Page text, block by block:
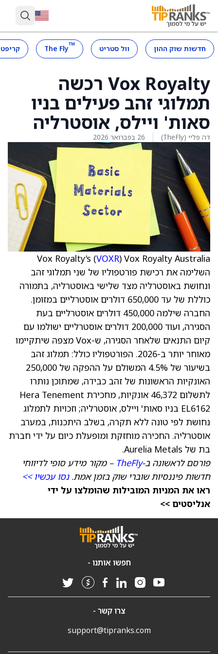
חדשות שוק ההון וול סטריט ™
The Fly
Vox Royalty רכשה
תמלוגי זהב פעילים בניו
סאות' ויילס, אוסטרליה
דה פליי (TheFly) 26 בפברואר 2026
Vox Royalty’s (VOXR) Vox Royalty Australia
השלימה את רכישת פורטפוליו של שני תמלוגי זהב
ונחושת באוסטרליה מצד שלישי באוסטרליה, בתמורה
כוללת של עד 650,000 דולרים אוסטרליים במזומן.
החברה שילמה 450,000 דולרים אוסטרליים בעת
הסגירה, ועוד 200,000 דולרים אוסטרליים ישולמו עם
קיום התנאים שלאחר הסגירה, ש-Vox מצפה שיתקיימו
מאוחר יותר ב-2026. הפורטפוליו כולל: תמלוג זהב
בשיעור של 4.5% המשולם על ההפקה של 250,000
האונקיות הראשונות של זהב כבידה, שמתוכן נותרו
לתשלום 46,372 אונקיות, מחכירת Hera Tenement
EL6162 בניו סאות' ויילס, אוסטרליה; וזכויות לתמלוג
נחושת לפי טונה ללא תקרה, בשלב היתכנות, במערב
אוסטרליה. החכירה מוחזקת ומופעלת כיום על ידי חברת
בת של Aurelia Metals.
פורסם לראשונה ב-TheFly – מקור מידע סופי לדיווחי
חדשות פיננסיות שוברי שוק בזמן אמת.נסו עכשיו >>
ראו את המניות המובילות שהומלצו על ידי
אנליסטים >>
חפשו אותנו -
צרו קשר -
support@tipranks.com